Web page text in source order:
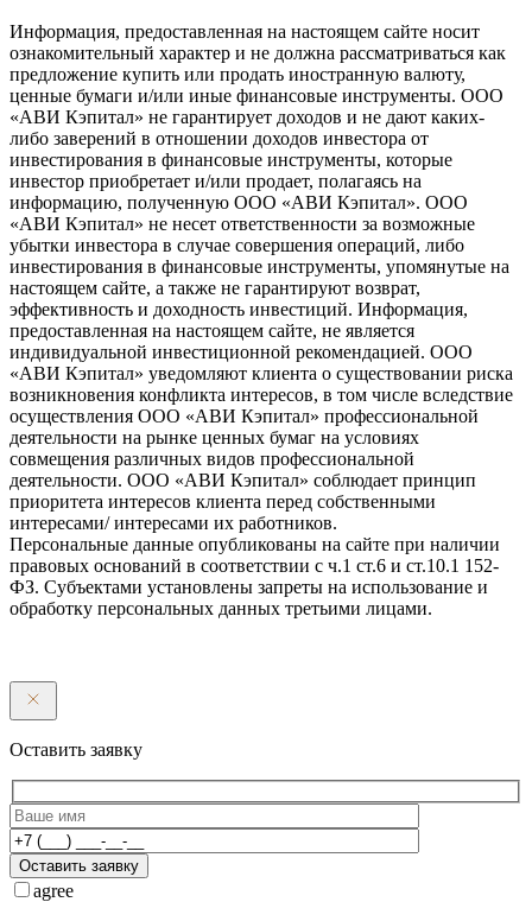
Информация, предоставленная на настоящем сайте носит
ознакомительный характер и не должна рассматриваться как
предложение купить или продать иностранную валюту,
ценные бумаги и/или иные финансовые инструменты. ООО
«АВИ Кэпитал» не гарантирует доходов и не дают каких-
либо заверений в отношении доходов инвестора от
инвестирования в финансовые инструменты, которые
инвестор приобретает и/или продает, полагаясь на
информацию, полученную ООО «АВИ Кэпитал». ООО
«АВИ Кэпитал» не несет ответственности за возможные
убытки инвестора в случае совершения операций, либо
инвестирования в финансовые инструменты, упомянутые на
настоящем сайте, а также не гарантируют возврат,
эффективность и доходность инвестиций. Информация,
предоставленная на настоящем сайте, не является
индивидуальной инвестиционной рекомендацией. ООО
«АВИ Кэпитал» уведомляют клиента о существовании риска
возникновения конфликта интересов, в том числе вследствие
осуществления ООО «АВИ Кэпитал» профессиональной
деятельности на рынке ценных бумаг на условиях
совмещения различных видов профессиональной
деятельности. ООО «АВИ Кэпитал» соблюдает принцип
приоритета интересов клиента перед собственными
интересами/ интересами их работников.
Персональные данные опубликованы на сайте при наличии
правовых оснований в соответствии с ч.1 ст.6 и ст.10.1 152-
ФЗ. Субъектами установлены запреты на использование и
обработку персональных данных третьими лицами.
Оставить заявку
Оставить заявку
agree